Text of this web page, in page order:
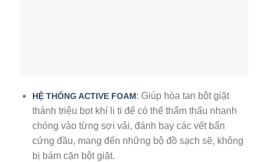
HỆ THỐNG ACTIVE FOAM: Giúp hòa tan bột giặt
thành triệu bọt khí li ti để có thể thẩm thấu nhanh
chóng vào từng sợi vải, đánh bay các vết bẩn
cứng đầu, mang đến những bộ đồ sạch sẽ, không
bị bám cặn bột giặt.